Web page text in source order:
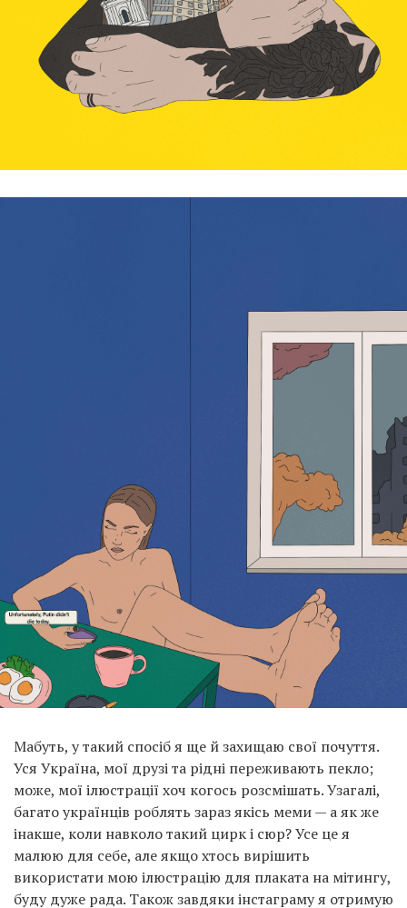
Мабуть, у такий спосіб я ще й захищаю свої почуття.
Уся Україна, мої друзі та рідні переживають пекло;
може, мої ілюстрації хоч когось розсмішать. Узагалі,
багато українців роблять зараз якісь меми — а як же
інакше, коли навколо такий цирк і сюр? Усе це я
малюю для себе, але якщо хтось вирішить
використати мою ілюстрацію для плаката на мітингу,
буду дуже рада. Також завдяки інстаграму я отримую